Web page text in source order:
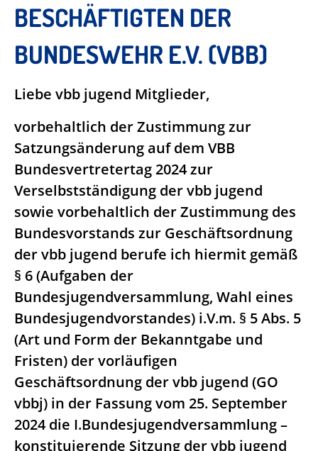
BESCHÄFTIGTEN DER
BUNDESWEHR E.V. (VBB)
Liebe vbb jugend Mitglieder,
vorbehaltlich der Zustimmung zur
Satzungsänderung auf dem VBB
Bundesvertretertag 2024 zur
Verselbstständigung der vbb jugend
sowie vorbehaltlich der Zustimmung des
Bundesvorstands zur Geschäftsordnung
der vbb jugend berufe ich hiermit gemäß
§ 6 (Aufgaben der
Bundesjugendversammlung, Wahl eines
Bundesjugendvorstandes) i.V.m. § 5 Abs. 5
(Art und Form der Bekanntgabe und
Fristen) der vorläufigen
Geschäftsordnung der vbb jugend (GO
vbbj) in der Fassung vom 25. September
2024 die I.Bundesjugendversammlung –
konstituierende Sitzung der vbb jugend